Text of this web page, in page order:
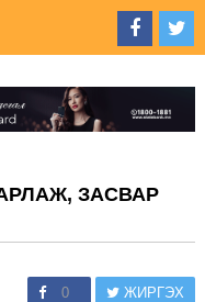
ЗАСВАР
0 ЖИРГЭХ